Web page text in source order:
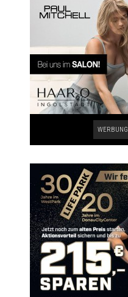
WERBUNG